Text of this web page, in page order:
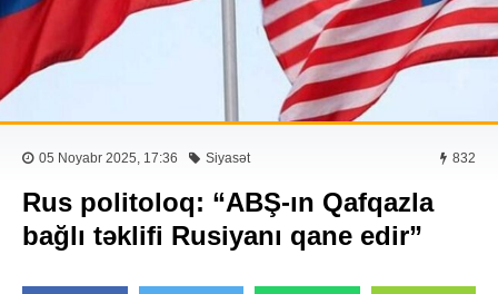
05 Noyabr 2025, 17:36 Siyasət 832
Rus politoloq: “ABŞ-ın Qafqazla
bağlı təklifi Rusiyanı qane edir”